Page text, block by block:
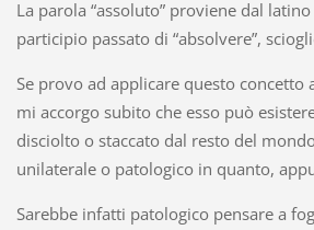
La parola “assoluto” proviene dal latino
participio passato di “absolvere”,
Se provo ad applicare questo concetto
mi accorgo subito che esso può
disciolto o staccato dal resto del
unilaterale o patologico in quanto,
Sarebbe infatti patologico pensare a